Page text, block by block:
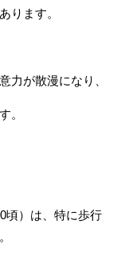
ります。
力が散漫になり、
。
頃）は、特に歩行